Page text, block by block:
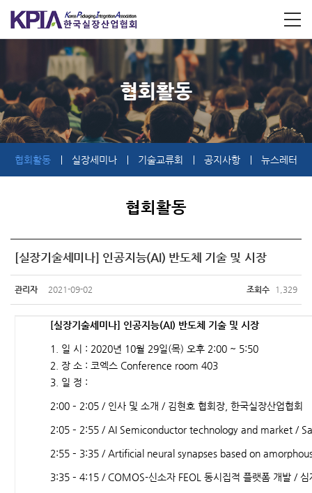
협회활동
협회활동 실장세미나 기술교류회 공지사항 뉴스레터
협회활동
[실장기술세미나] 인공지능(AI) 반도체 기술 및 시장
관리자 2021-09-02 조회수 1,329
[실장기술세미나] 인공지능(AI) 반도체 기술 및 시장
1. 일 시 : 2020년 10월 29일(목) 오후 2:00 ~ 5:50
2. 장 소 : 코엑스 Conference room 403
3. 일 정 :
2:00 – 2:05 / 인사 및 소개 / 김현호 협회장, 한국실장산업협회
2:05 – 2:55 / AI Semiconductor technology and market /
2:55 – 3:35 / Artificial neural synapses based on
3:35 – 4:15 / COMOS-신소자 FEOL 동시집적 플랫폼 개발 / 심